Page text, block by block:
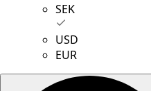
SEK
USD
EUR